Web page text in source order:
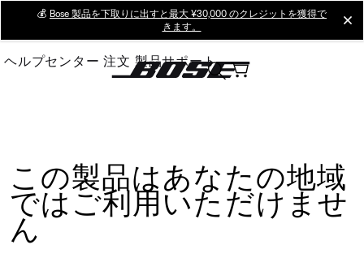
Main
💰 Bose 製品を下取りに出すと最大 ¥30,000 のクレジットを獲得で
きます。
ヘルプセンター 注文 製品サポート
この製品はあなたの地域
ではご利用いただけませ
ん